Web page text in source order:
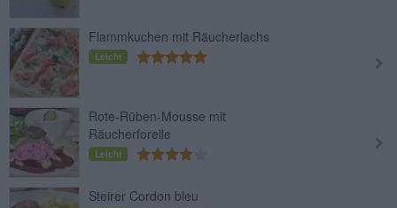
Flammkuchen mit Räucherlachs
Leicht
Rote-Rüben-Mousse mit
Räucherforelle
Leicht
Steirer Cordon bleu